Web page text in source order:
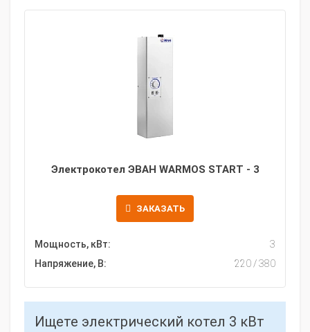
Электрокотел ЭВАН WARMOS START - 3
ЗАКАЗАТЬ
Мощность, кВт:
3
Напряжение, В:
220 / 380
Ищете электрический котел 3 кВт